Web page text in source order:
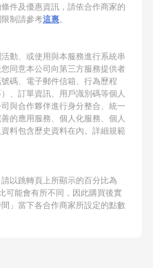
件及優惠資訊，請依合作商家的
制請參考這裏。
動、或使用與本服務進行系統串
同意本公司向第三方服務提供者
碼、電子郵件信箱、行為歷程
、訂單資訊、用戶識別碼等個人
與合作夥伴進行身分整合、統一
的應用服務、個人化服務、個人
料包含歷史資料在內。詳細規範
以跳轉頁上所顯示的百分比為
可能會有所不同，因此購買後實
」當下各合作商家所設定的點數